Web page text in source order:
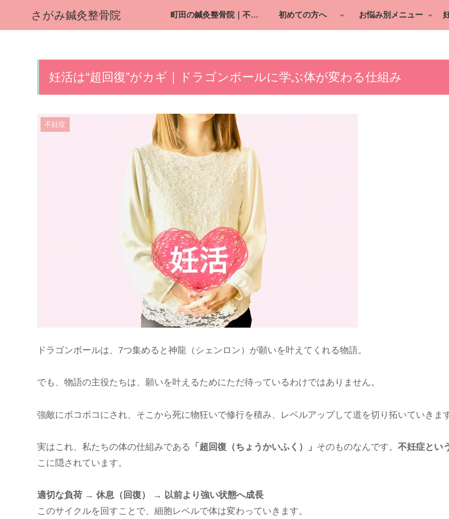
さがみ鍼灸整骨院 町田の鍼灸整骨院｜不妊鍼灸・逆子・産後ケア 初めての方へ お悩み別メニュー
妊活は“超回復”がカギ｜ドラゴンボールに学ぶ体が変わる仕組み
不妊症
ドラゴンボールは、7つ集めると神龍（シェンロン）が願いを叶えてくれる物語。
でも、物語の主役たちは、願いを叶えるためにただ待っているわけではありません。
強敵にボコボコにされ、そこから死に物狂いで修行を積み、レベルアップして道を切り拓いていきま
実はこれ、私たちの体の仕組みである 「超回復（ちょうかいふく）」 そのものなんです。 不妊症とい
こに隠されています。
適切な負荷 → 休息（回復） → 以前より強い状態へ成長
このサイクルを回すことで、細胞レベルで体は変わっていきます。